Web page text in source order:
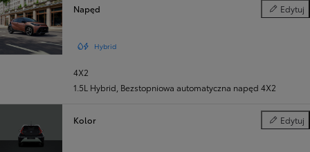
Napęd Edytuj
Napęd
Hybrid
4X2
1.5L Hybrid Bezstopniowa automatyczna napęd 4X2
Kolor Edytuj
Kolor